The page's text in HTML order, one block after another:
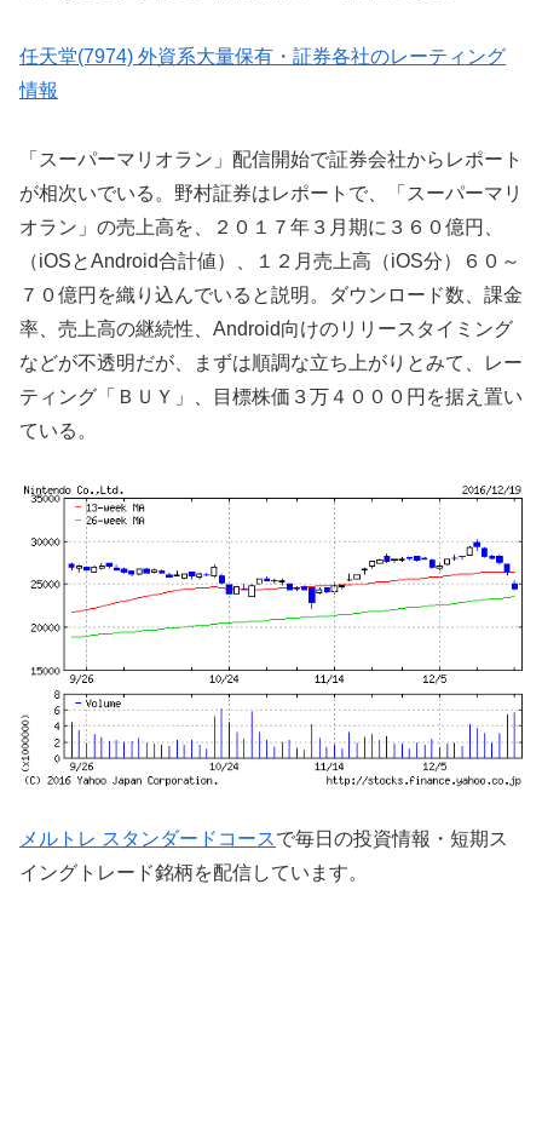
任天堂(7974) 外資系大量保有・証券各社のレーティング
情報
「スーパーマリオラン」配信開始で証券会社からレポート
が相次いでいる。野村証券はレポートで、「スーパーマリ
オラン」の売上高を、２０１７年３月期に３６０億円、
（iOSとAndroid合計値）、１２月売上高（iOS分）６０～
７０億円を織り込んでいると説明。ダウンロード数、課金
率、売上高の継続性、Android向けのリリースタイミング
などが不透明だが、まずは順調な立ち上がりとみて、レー
ティング「ＢＵＹ」、目標株価３万４０００円を据え置い
ている。
メルトレ スタンダードコースで毎日の投資情報・短期ス
イングトレード銘柄を配信しています。